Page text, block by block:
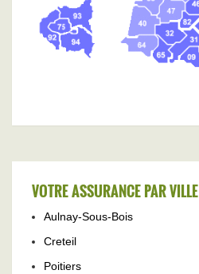
VOTRE ASSURANCE PAR VILLE
Aulnay-Sous-Bois
Creteil
Poitiers